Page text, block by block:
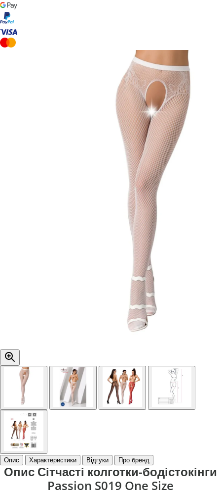
Опис Характеристики Відгуки Про бренд
Опис Сітчасті колготки-бодістокінги
Passion S019 One Size